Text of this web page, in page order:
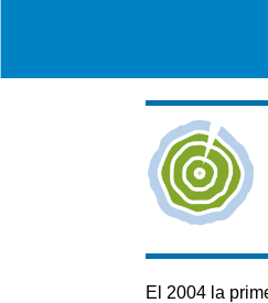
El 2004 la